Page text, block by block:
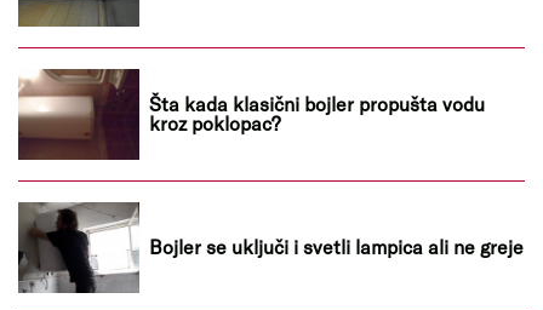
Šta kada klasični bojler propušta vodu
kroz poklopac?
Bojler se uključi i svetli lampica ali ne greje